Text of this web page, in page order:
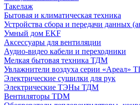
Такелаж
Бытовая и климатическая техника
Устройства сбора и передачи данных
Умный дом EKF
Аксессуары для вентиляции
Аудио-видео кабели и переходники
Мелкая бытовая техника ТДМ
Увлажнители воздуха серии «Ареал»
Электрические сушилки для рук
Электрические ТЭНы ТДМ
Вентиляторы TDM